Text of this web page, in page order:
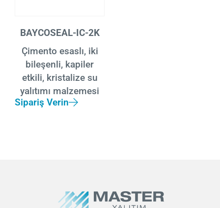
BAYCOSEAL-IC-2K
Çimento esaslı, iki
bileşenli, kapiler
etkili, kristalize su
yalıtımı malzemesi
Sipariş Verin